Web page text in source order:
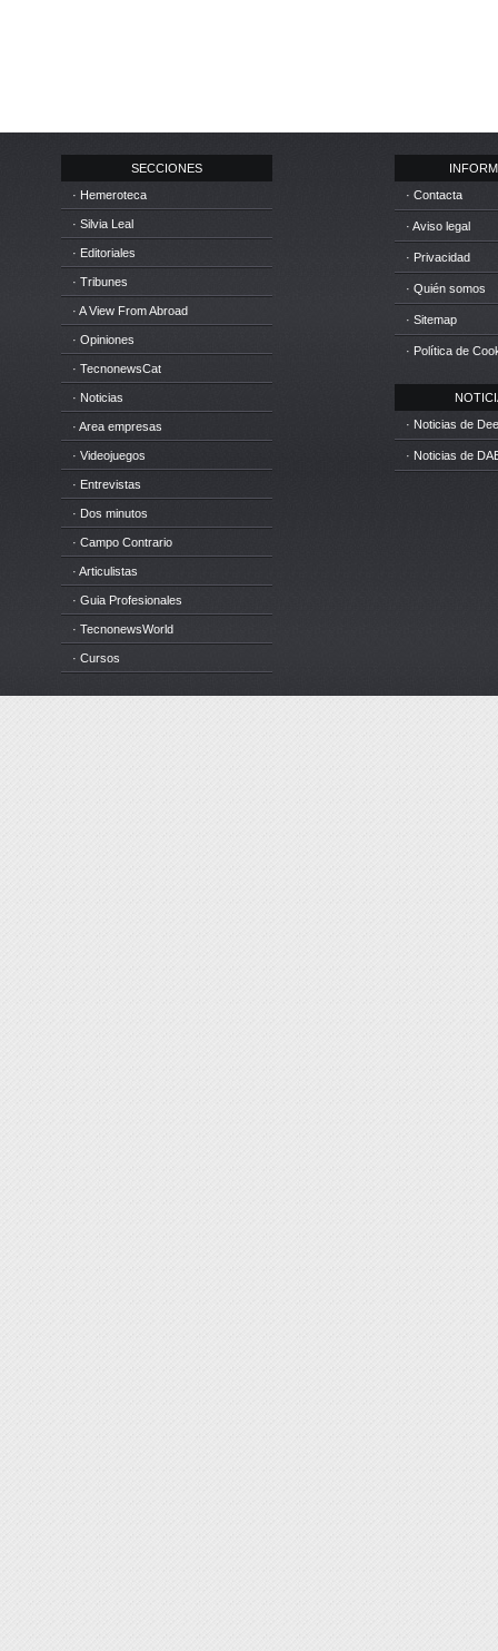
SECCIONES
· Hemeroteca
· Silvia Leal
· Editoriales
· Tribunes
· A View From Abroad
· Opiniones
· TecnonewsCat
· Noticias
· Area empresas
· Videojuegos
· Entrevistas
· Dos minutos
· Campo Contrario
· Articulistas
· Guia Profesionales
· TecnonewsWorld
· Cursos
· Contacta
· Aviso legal
· Privacidad
· Quién somos
· Sitemap
· Política de
· Noticias de
· Noticias de